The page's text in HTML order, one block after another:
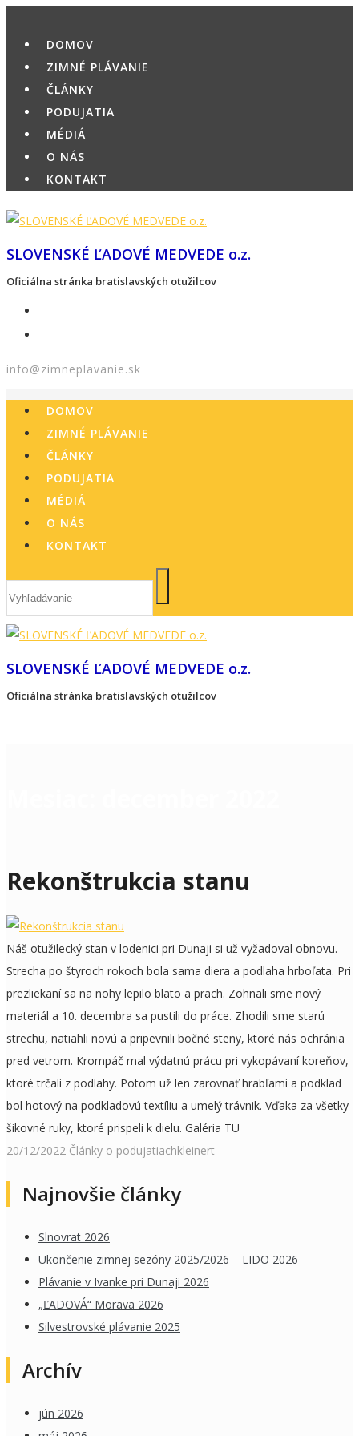
content
DOMOV
ZIMNÉ PLÁVANIE
ČLÁNKY
PODUJATIA
MÉDIÁ
O NÁS
KONTAKT
SLOVENSKÉ ĽADOVÉ MEDVEDE o.z.
Oficiálna stránka bratislavských otužilcov
info@zimneplavanie.sk
DOMOV
ZIMNÉ PLÁVANIE
ČLÁNKY
PODUJATIA
MÉDIÁ
O NÁS
KONTAKT
SLOVENSKÉ ĽADOVÉ MEDVEDE o.z.
Oficiálna stránka bratislavských otužilcov
Rekonštrukcia stanu
Náš otužilecký stan v lodenici pri Dunaji si už vyžadoval obnovu.
Strecha po štyroch rokoch bola sama diera a podlaha hrboľata. Pri
prezliekaní sa na nohy lepilo blato a prach. Zohnali sme nový
materiál a 10. decembra sa pustili do práce. Zhodili sme starú
strechu, natiahli novú a pripevnili bočné steny, ktoré nás ochránia
pred vetrom. Krompáč mal výdatnú prácu pri vykopávaní koreňov,
ktoré trčali z podlahy. Potom už len zarovnať hrabľami a podklad
bol hotový na podkladovú textíliu a umelý trávnik. Vďaka za všetky
šikovné ruky, ktoré prispeli k dielu. Galéria TU
20/12/2022 Články o podujatiachkleinert
Najnovšie články
Slnovrat 2026
Ukončenie zimnej sezóny 2025/2026 – LIDO 2026
Plávanie v Ivanke pri Dunaji 2026
„ĽADOVÁ“ Morava 2026
Silvestrovské plávanie 2025
Archív
jún 2026